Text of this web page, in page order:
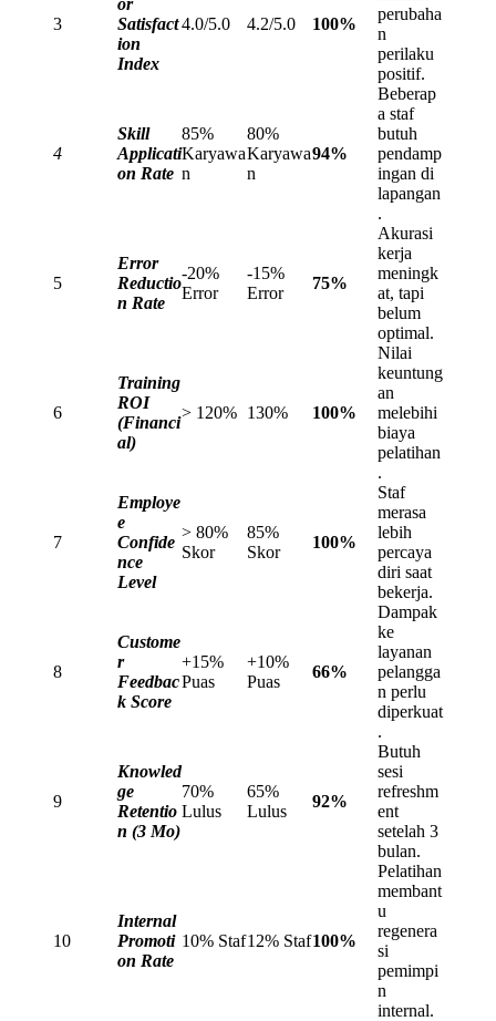
3
Satisfact
ion
Index
4.0/5.0 4.2/5.0 100%
perubaha
n
perilaku
positif.
4
Skill
Applicati
on Rate
85%
Karyawa
n
80%
Karyawa
n
94%
Beberap
a staf
butuh
pendamp
ingan di
lapangan
.
5
Error
Reductio
n Rate
-20%
Error
-15%
Error
75%
Akurasi
kerja
meningk
at, tapi
belum
optimal.
6
Training
ROI
(Financi
al)
> 120% 130% 100%
Nilai
keuntung
an
melebihi
biaya
pelatihan
.
7
Employe
e
Confide
nce
Level
> 80%
Skor
85%
Skor
100%
Staf
merasa
lebih
percaya
diri saat
bekerja.
8
Custome
r
Feedbac
k Score
+15%
Puas
+10%
Puas
66%
Dampak
ke
layanan
pelangga
n perlu
diperkuat
.
9
Knowled
ge
Retentio
n (3 Mo)
70%
Lulus
65%
Lulus
92%
Butuh
sesi
refreshm
ent
setelah 3
bulan.
10
Internal
Promoti
on Rate
10% Staf12% Staf100%
Pelatihan
membant
u
regenera
si
pemimpi
n
internal.